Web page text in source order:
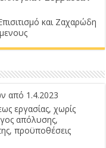
και Ζαχαρώδη
από 1.4.2023
εργασίας, χωρίς
απόλυσης,
προϋποθέσεις